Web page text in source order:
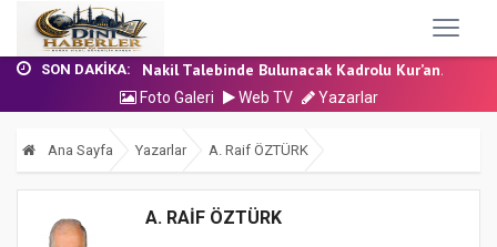
SON DAKIKA:
24 Temmuz 2026 - Cuma Hutbesi
7 Ağustos 2026 - Cuma Hutbesi
Nakil Talebinde Bulunacak Kadrolu Kur’an...
Aşçı Alımı (Kurum İçi) Sınavı (Sözlü) So...
24 Temmuz 2026 - Cuma Hutbesi
7 Ağustos 2026 - Cuma Hutbesi
Foto Galeri Web TV Yazarlar
Ana Sayfa Yazarlar A. Raif ÖZTÜRK
A. RAIF ÖZTÜRK